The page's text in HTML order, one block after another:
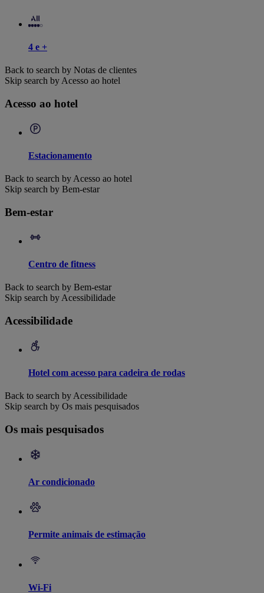
4 e +
Back to search by Notas de clientes
Skip search by Acesso ao hotel
Acesso ao hotel
Estacionamento
Back to search by Acesso ao hotel
Skip search by Bem-estar
Bem-estar
Centro de fitness
Back to search by Bem-estar
Skip search by Acessibilidade
Acessibilidade
Hotel com acesso para cadeira de rodas
Back to search by Acessibilidade
Skip search by Os mais pesquisados
Os mais pesquisados
Ar condicionado
Permite animais de estimação
Wi-Fi